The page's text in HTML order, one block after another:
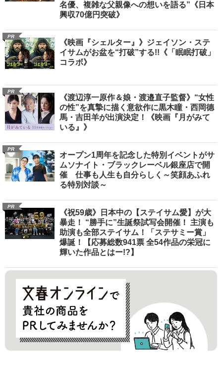
名優、複雑な父親像への想いを語る”《日本
興収70億円突破》
PR
《映画『シェルター』》ジェイソン・ステ
イサムがお盆を“打破”する!!《「眠眠打破」
コラボ》
PR
《渡辺淳一原作＆娘・渡邉直子監督》“女性
の性”を真摯に描く意欲作に黒木瞳・西岡德
馬・吉田羊が出演決定！《映画『月がみて
いる』》
PR
オープン1周年を記念した特別イベントがサ
ムソナイト・ブラックレーベル銀座店で開
催 仕事も人生も自分らしく～笑顔あふれ
る特別対談～
PR
《祝59歳》日本中の【ステイサム愛】が大
暴走！ “勝手に”生誕祭試写会開催！ 主演も
助演も全部ステイサム！「ステサミー賞」
爆誕！【応募総数941票 全54作品の栄冠に
輝いた作品とはー!?】